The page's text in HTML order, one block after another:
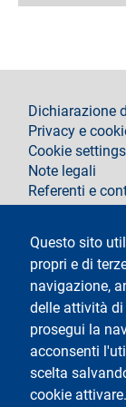
Questo sito
propri e di
navigazione,
delle attività
prosegui la
acconsenti
scelta
cookie
footer
Dichiarazione
Privacy e
Cookie settings
Note legali
Referenti e
Testo
Università degli
Via Festa del
Tel.+39 02 5032